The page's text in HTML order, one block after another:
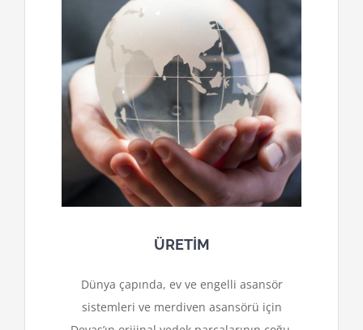
ÜRETİM
Dünya çapında, ev ve engelli asansör
sistemleri ve merdiven asansörü için